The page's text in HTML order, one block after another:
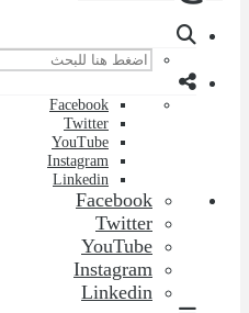
Facebook
Twitter
YouTube
Instagram
Linkedin
Facebook
Twitter
YouTube
Instagram
Linkedin